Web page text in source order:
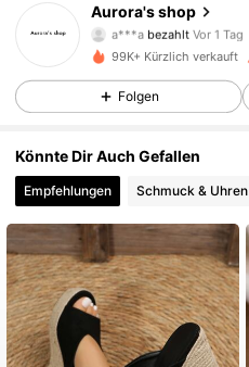
Aurora's shop
4,82
1.7K Follower
a***abezahlt Vor 1 Tag
4,82
4,82 1.7K Follower
1.7K Follower
4,82 1.7K Follower
99K+ Kürzlich verkauft
Folgen
Könnte Dir Auch Gefallen
Empfehlungen Schmuck & Uhren